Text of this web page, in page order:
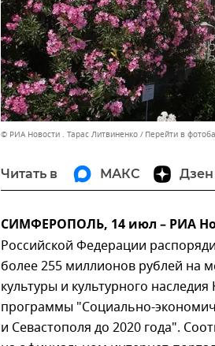
© РИА Новости . Тарас Литвиненко Перейти в
Читать в МАКС Дзен
СИМФЕРОПОЛЬ, 14 июл – РИА
Российской Федерации
более 255 миллионов рублей на
культуры и культурного
программы "Социально-
и Севастополя до 2020 года".